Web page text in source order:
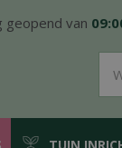
geopend van